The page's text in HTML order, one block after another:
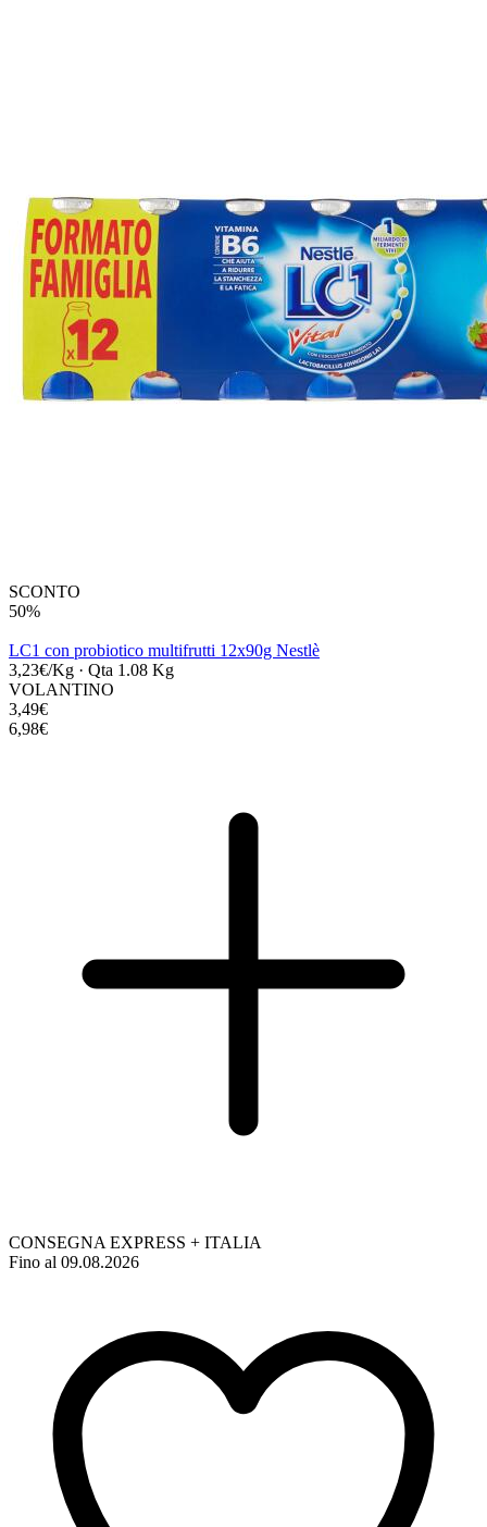
SCONTO
50%
LC1 con probiotico multifrutti 12x90g Nestlè
3,23€/Kg · Qta 1.08 Kg
VOLANTINO
3,49€
6,98€
CONSEGNA EXPRESS + ITALIA
Fino al 09.08.2026